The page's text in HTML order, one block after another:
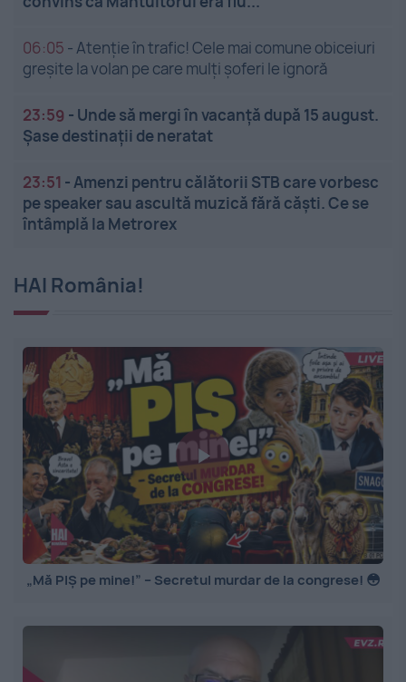
06:05 -Atenție în trafic! Cele mai comune obiceiuri
greșite la volan pe care mulți șoferi le ignoră
23:59 - Unde să mergi în vacanță după 15 august.
Șase destinații de neratat
23:51 -Amenzi pentru călătorii STB care vorbesc
pe speaker sau ascultă muzică fără căști. Ce se
întâmplă la Metrorex
HAI România!
„Mă PIȘ pe mine!” – Secretul murdar de la congrese! 😳